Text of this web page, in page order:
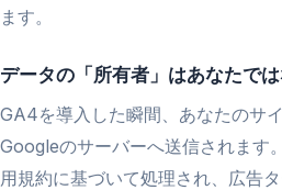
ます。
データの「所有者」はあなたで
GA4を導入した瞬間、あなたのサ
Googleのサーバーへ送信されます
用規約に基づいて処理され、広告